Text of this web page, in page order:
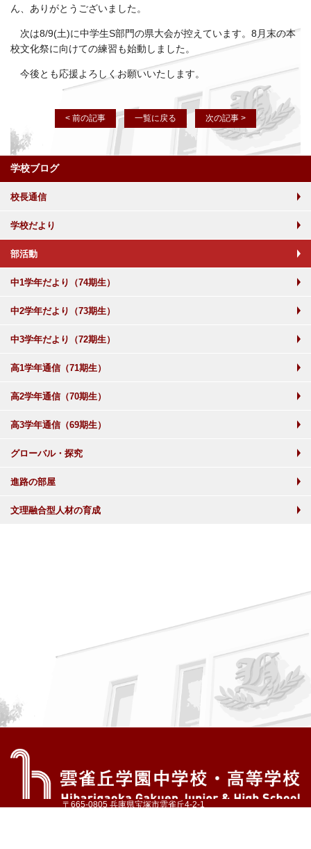
ん、ありがとうございました。
次は8/9(土)に中学生S部門の県大会が控えています。8月末の本
校文化祭に向けての練習も始動しました。
今後とも応援よろしくお願いいたします。
< 前の記事 一覧に戻る 次の記事 >
学校ブログ
校長通信
学校だより
部活動
中1学年だより（74期生）
中2学年だより（73期生）
中3学年だより（72期生）
高1学年通信（71期生）
高2学年通信（70期生）
高3学年通信（69期生）
グローバル・探究
進路の部屋
文理融合型人材の育成
〒665-0805 兵庫県宝塚市雲雀丘4-2-1